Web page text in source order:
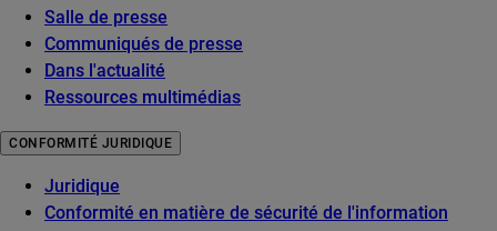
Salle de presse
Communiqués de presse
Dans l'actualité
Ressources multimédias
CONFORMITÉ JURIDIQUE
Juridique
Conformité en matière de sécurité de l'information